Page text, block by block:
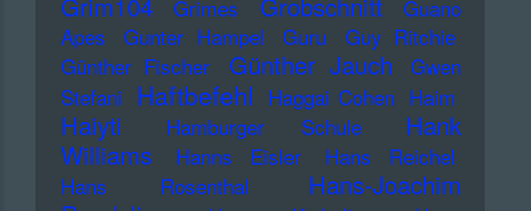
Grim104 Grimes Grobschnitt
Guano
Apes
Gunter Hampel Guru
Guy Ritchie
Günther Fischer
Günther Jauch
Gwen
Stefani Haftbefehl Haggai Cohen Haim
Haiyti Hamburger Schule
Hank
Williams
Hanns Eisler
Hans Reichel
Hans Rosenthal
Hans-Joachim